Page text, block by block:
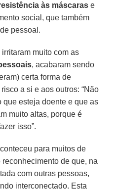
às máscaras e
social, que também
pessoal.
muito com as
, acabaram sendo
certa forma de
a si e aos outros: “Não
que esteja doente e que as
muito altas, porque é
isso”.
para muitos de
reconhecimento de que, na
com outras pessoas,
interconectado. Esta